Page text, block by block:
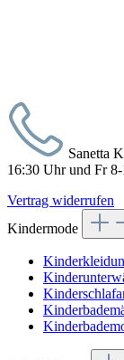
Sanetta
16:30 Uhr und Fr
Vertrag widerrufen
Kindermode